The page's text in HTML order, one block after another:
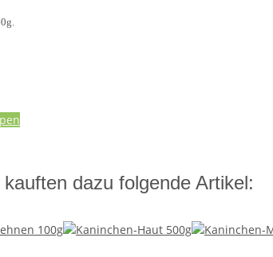
kauften dazu folgende Artikel: